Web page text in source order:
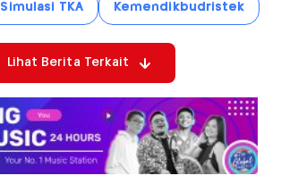
Simulasi TKA Kemendikbudristek
Lihat Berita Terkait